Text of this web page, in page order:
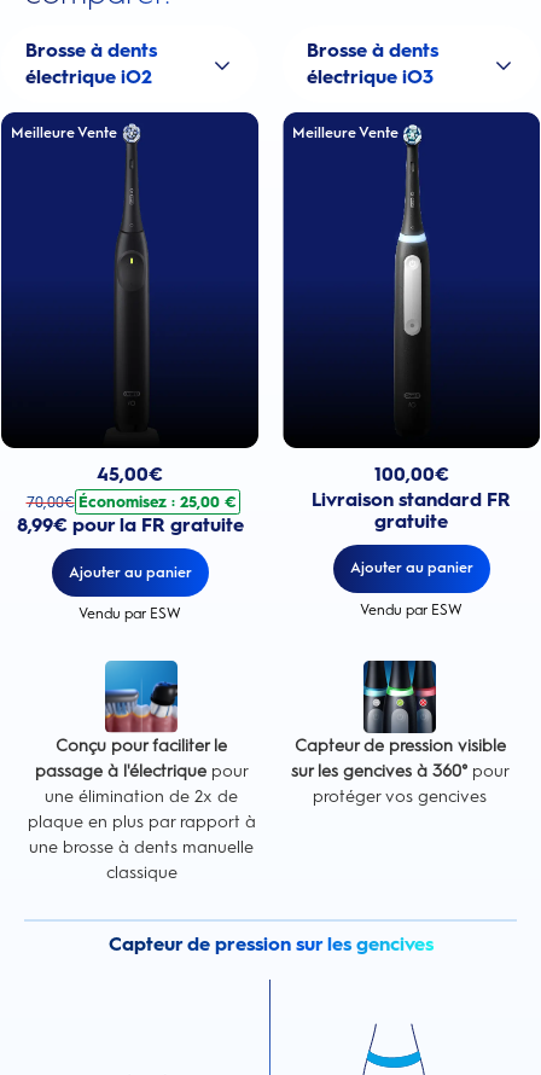
Brosse à dents
électrique iO2
Meilleure Vente
45,00€
70,00€ Économisez : 25,00 €
8,99€ pour la FR gratuite
Ajouter au panier
Vendu par ESW
Brosse à dents
électrique iO3
Meilleure Vente
100,00€
Livraison standard FR
gratuite
Ajouter au panier
Vendu par ESW
Conçu pour faciliter le
passage à l'électriquepour
une élimination de 2x de
plaque en plus par rapport à
une brosse à dents manuelle
classique
Capteur de pression visible
sur les gencives à 360°pour
protéger vos gencives
Capteur de pression sur les gencives